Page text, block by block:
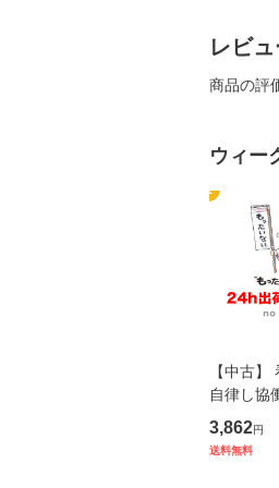
レビュ
商品の評
ウィー
1
【中古
自律し協
の看護マ
キル 改
3,862円
送料無料